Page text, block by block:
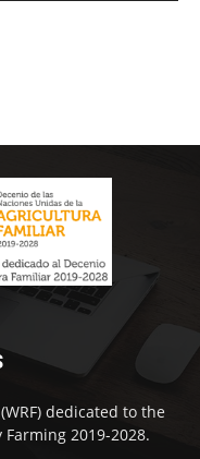
dedicated to the
2019-2028.